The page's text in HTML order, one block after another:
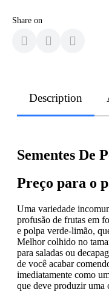
Share on
Description
Sementes De
Preço para o
Uma variedade
profusão de frutas em
e polpa verde-limão,
Melhor colhido no
para saladas ou
de você acabar
imediatamente como
que deve produzir uma